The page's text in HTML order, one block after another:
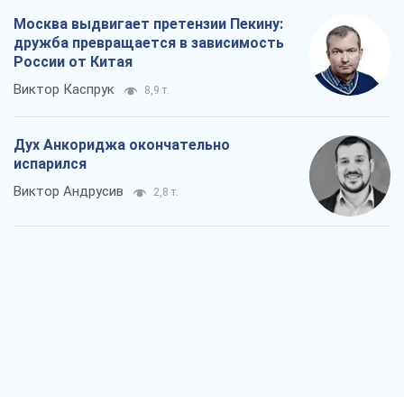
Москва выдвигает претензии Пекину:
дружба превращается в зависимость
России от Китая
Виктор Каспрук 8,9 т.
Дух Анкориджа окончательно
испарился
Виктор Андрусив 2,8 т.